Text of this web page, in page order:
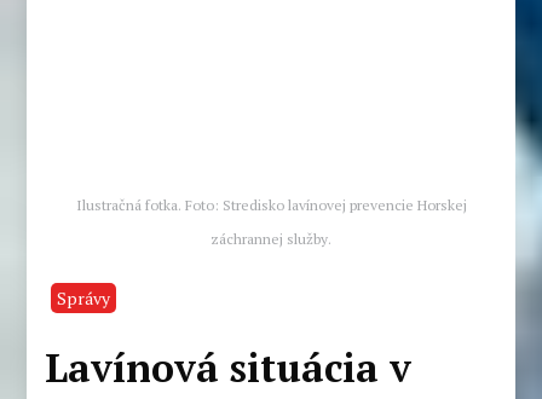
Ilustračná fotka. Foto: Stredisko lavínovej prevencie Horskej
záchrannej služby.
Správy
Lavínová situácia v